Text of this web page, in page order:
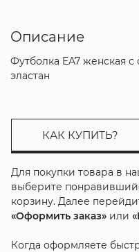
Описание
Футболка EA7 женская с
эластан
КАК КУПИТЬ?
Для покупки товара в
выберите
корзину. Далее
«Оформить заказ»или
Когда оформляете